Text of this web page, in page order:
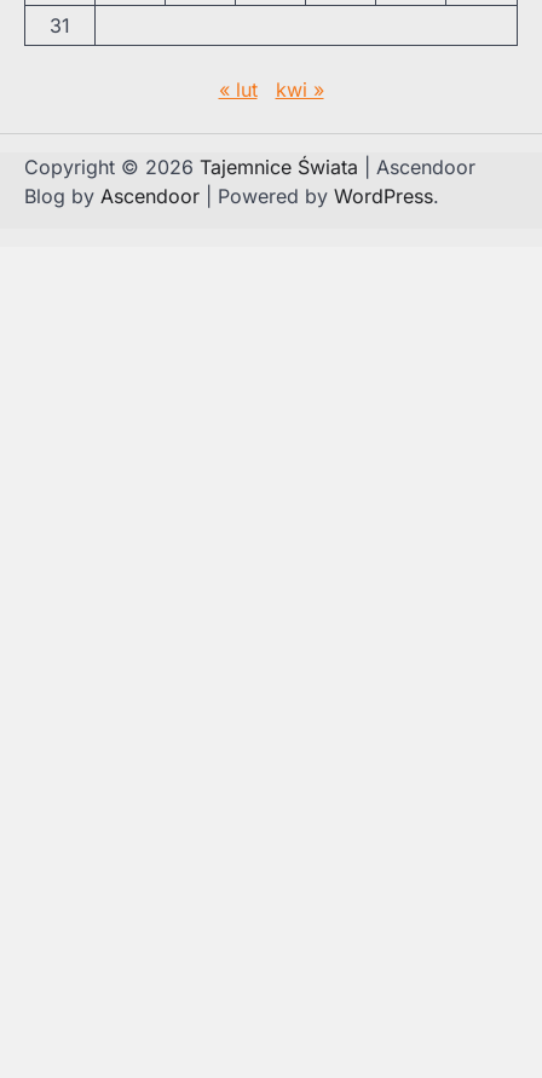
31
« lut kwi »
Copyright © 2026 Tajemnice Świata | Ascendoor
Blog by Ascendoor | Powered by WordPress.